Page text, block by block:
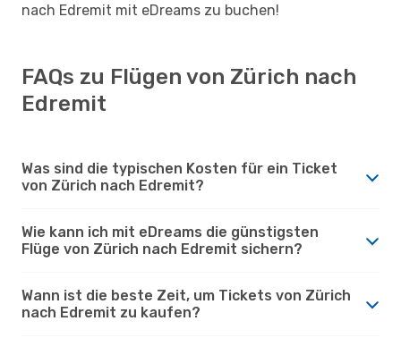
nach Edremit mit eDreams zu buchen!
FAQs zu Flügen von Zürich nach
Edremit
Was sind die typischen Kosten für ein Ticket
von Zürich nach Edremit?
Wie kann ich mit eDreams die günstigsten
Flüge von Zürich nach Edremit sichern?
Wann ist die beste Zeit, um Tickets von Zürich
nach Edremit zu kaufen?